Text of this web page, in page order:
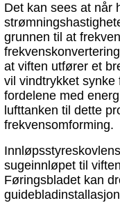
Det kan sees at når
grunnen til at
at viften utfører et
vil vindtrykket synke
fordelene med
lufttanken til dette
frekvensomforming.
sugeinnløpet til
Føringsbladet kan